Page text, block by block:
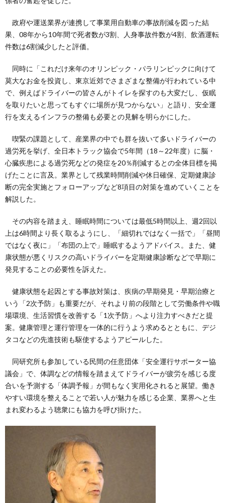
政府や運送業界が連携して事業用自動車の事故削減を図った結
果、08年から10年間で死者数が3割、人身事故件数が4割、飲酒運転
件数は6割減少したと評価。
同時に「これだけ来年のオリンピック・パラリンピックに向けて
莫大なお金を投資し、東京近郊でさまざまな整備が行われている中
で、例えばドライバーの皆さんがトイレを探すのも大変だし、仮眠
を取りたいと思ってもすぐに場所が見つからない」と語り、安全運
行を支えるインフラの整備も必要との見解を明らかにした。
喫緊の課題として、産業界の中でも群を抜いて多いドライバーの
過労死を挙げ、全日本トラック協会で5年間（18～22年度）に脳・
心臓疾患による過労死などの発症を20％削減するとの全体目標を掲
げたことに言及。業界として残業時間削減や休日確保、定期健康診
断の完全実施とフォローアップなど8項目の対策を進めていくことを
解説した。
その内容を踏まえ、睡眠時間については最低5時間以上、週2回以
上は6時間より長く取るようにし、「細切れではなく一括で」「昼間
ではなく夜に」「布団の上で」睡眠するようアドバイス。また、健
康状態が悪くリスクの高いドライバーを定期健康診断などで早期に
発見することの必要性を訴えた。
健康状態を起因とする事故対策は、疾病の早期発見・早期治療と
いう「2次予防」も重要だが、それより前の段階として労働条件や職
場環境、生活習慣を改善する「1次予防」へより注力すべきだと提
案。健康管理と運行管理を一体的に行うよう求めるとともに、デジ
タコなどの先進技術も駆使するようアピールした。
同研究所も参加している民間の任意団体「安全運行サポーター協
議会」で、体調などの情報を踏まえてドライバーが疲労を感じる度
合いを予測する「体調予報」が間もなく実用化されると展望。働き
やすい環境を整えることで若い人が魅力を感じる企業、業界へと生
まれ変わるよう聴衆にも協力を呼び掛けた。